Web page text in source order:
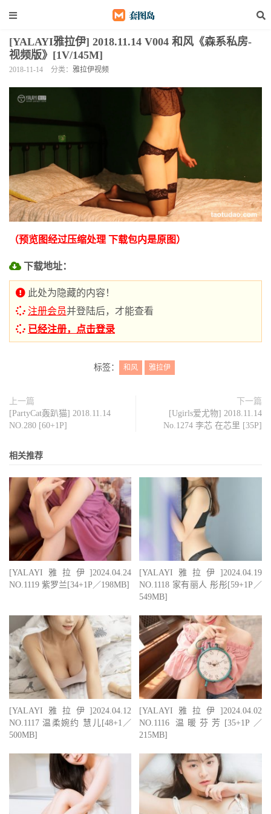
[YALAYI雅拉伊] 2018.11.14 V004 和风《森系私房-
视频版》[1V/145M]
2018-11-14 分类： 雅拉伊视频
（预览图经过压缩处理 下载包内是原图）
下载地址：
此处为隐藏的内容！
注册会员并登陆后，才能查看
已经注册，点击登录
标签： 和风 雅拉伊
上一篇
[PartyCat轰趴猫] 2018.11.14
NO.280 [60+1P]
下一篇
[Ugirls爱尤物] 2018.11.14
No.1274 李芯 在芯里 [35P]
相关推荐
[YALAYI雅拉伊]2024.04.24
NO.1119 紫罗兰[34+1P／198MB]
[YALAYI雅拉伊]2024.04.19
NO.1118 家有丽人 彤彤[59+1P／
549MB]
[YALAYI雅拉伊]2024.04.12
NO.1117 温柔婉约 慧儿[48+1／
500MB]
[YALAYI雅拉伊]2024.04.02
NO.1116 温暖芬芳[35+1P／
215MB]